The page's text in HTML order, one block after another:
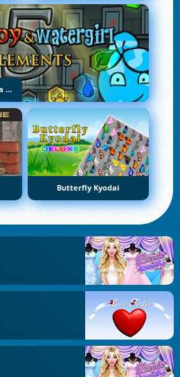
Menino De Fogo E Garota De Água 5: Elementos
Butterfly Kyodai